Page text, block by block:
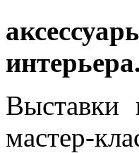
интерьера.
Выставки
мастер-